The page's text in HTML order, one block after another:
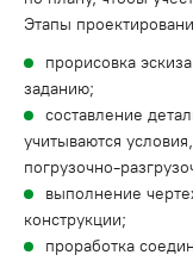
Этапы
прорисовка
заданию;
составление
учитываются
погрузочно-
выполнение
конструкции;
проработка